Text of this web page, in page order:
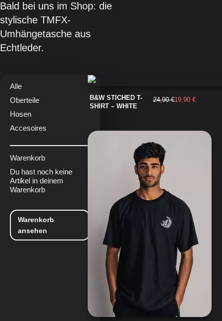
Bald bei uns im Shop: die
stylische TMFX-
Umhängetasche aus
Echtleder.
Alle
Oberteile
Hosen
Accesoires
Warenkorb
Du hast noch keine
Artikel in deinem
Warenkorb
Warenkorb
ansehen
B&W STICHED T-
SHIRT – WHITE
24,90€19,90 €